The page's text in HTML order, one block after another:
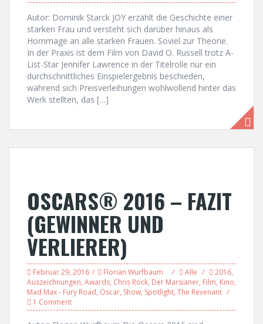
Autor: Dominik Starck JOY erzählt die Geschichte einer
starken Frau und versteht sich darüber hinaus als
Hommage an alle starken Frauen. Soviel zur Theorie.
In der Praxis ist dem Film von David O. Russell trotz A-
List-Star Jennifer Lawrence in der Titelrolle nur ein
durchschnittliches Einspielergebnis beschieden,
während sich Preisverleihungen wohlwollend hinter das
Werk stellten, das […]
OSCARS® 2016 – FAZIT
(GEWINNER UND
VERLIERER)
Februar 29, 2016 Florian Wurfbaum Alle 2016,
Auszeichnungen, Awards, Chris Rock, Der Marsianer, Film, Kino,
Mad Max - Fury Road, Oscar, Show, Spotlight, The Revenant
1 Comment